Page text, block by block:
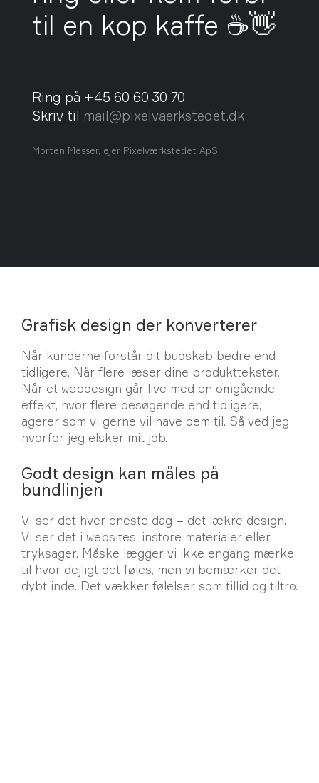
til en kop kaffe ☕👋
Ring på +45 60 60 30 70
Skriv til mail@pixelvaerkstedet.dk
Morten Messer, ejer Pixelværkstedet ApS
Grafisk design der konverterer
Når kunderne forstår dit budskab bedre end
tidligere. Når flere læser dine produkttekster.
Når et webdesign går live med en omgående
effekt, hvor flere besøgende end tidligere,
agerer som vi gerne vil have dem til. Så ved jeg
hvorfor jeg elsker mit job.
Godt design kan måles på
bundlinjen
Vi ser det hver eneste dag – det lækre design.
Vi ser det i websites, instore materialer eller
tryksager. Måske lægger vi ikke engang mærke
til hvor dejligt det føles, men vi bemærker det
dybt inde. Det vækker følelser som tillid og tiltro.